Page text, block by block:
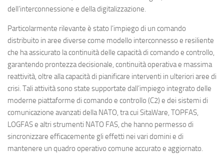
dell’interconnessione e della digitalizzazione.
Particolarmente rilevante è stato l’impiego di un comando
distribuito in aree diverse come modello interconnesso e resiliente
che ha assicurato la continuità delle capacità di comando e controllo,
garantendo prontezza decisionale, continuità operativa e massima
reattività, oltre alla capacità di pianificare interventi in ulteriori aree di
crisi. Tali attività sono state supportate dall’impiego integrato delle
moderne piattaforme di comando e controllo (C2) e dei sistemi di
comunicazione avanzati della NATO, tra cui SitaWare, TOPFAS,
LOGFAS e altri strumenti NATO FAS, che hanno permesso di
sincronizzare efficacemente gli effetti nei vari domini e di
mantenere un quadro operativo comune accurato e aggiornato.